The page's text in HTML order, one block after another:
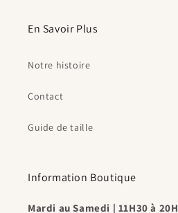
En Savoir Plus
Notre histoire
Contact
Guide de taille
Information Boutique
Mardi au Samedi | 11H30 à 20H